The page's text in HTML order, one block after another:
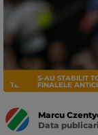
TENIS
S-AU STABILIT
FINALELE
Marcu
Data